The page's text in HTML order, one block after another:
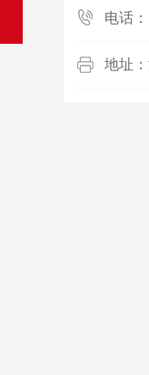
电话：
地址